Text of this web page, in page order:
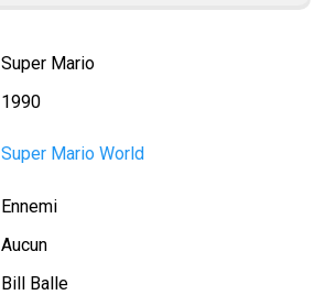
Super Mario
1990
Super Mario World
Ennemi
Aucun
Bill Balle